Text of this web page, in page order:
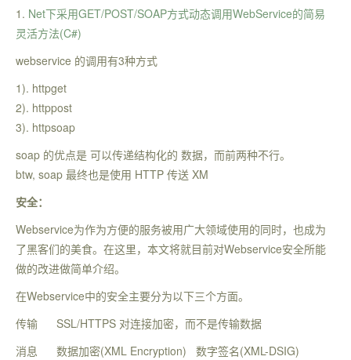
1. Net下采用GET/POST/SOAP方式动态调用WebService的简易
灵活方法(C#)
webservice 的调用有3种方式
1). httpget
2). httppost
3). httpsoap
soap 的优点是 可以传递结构化的 数据，而前两种不行。
btw, soap 最终也是使用 HTTP 传送 XM
安全：
Webservice为作为方便的服务被用广大领域使用的同时，也成为
了黑客们的美食。在这里，本文将就目前对Webservice安全所能
做的改进做简单介绍。
在Webservice中的安全主要分为以下三个方面。
传输 SSL/HTTPS 对连接加密，而不是传输数据
消息 数据加密(XML Encryption) 数字签名(XML-DSIG)